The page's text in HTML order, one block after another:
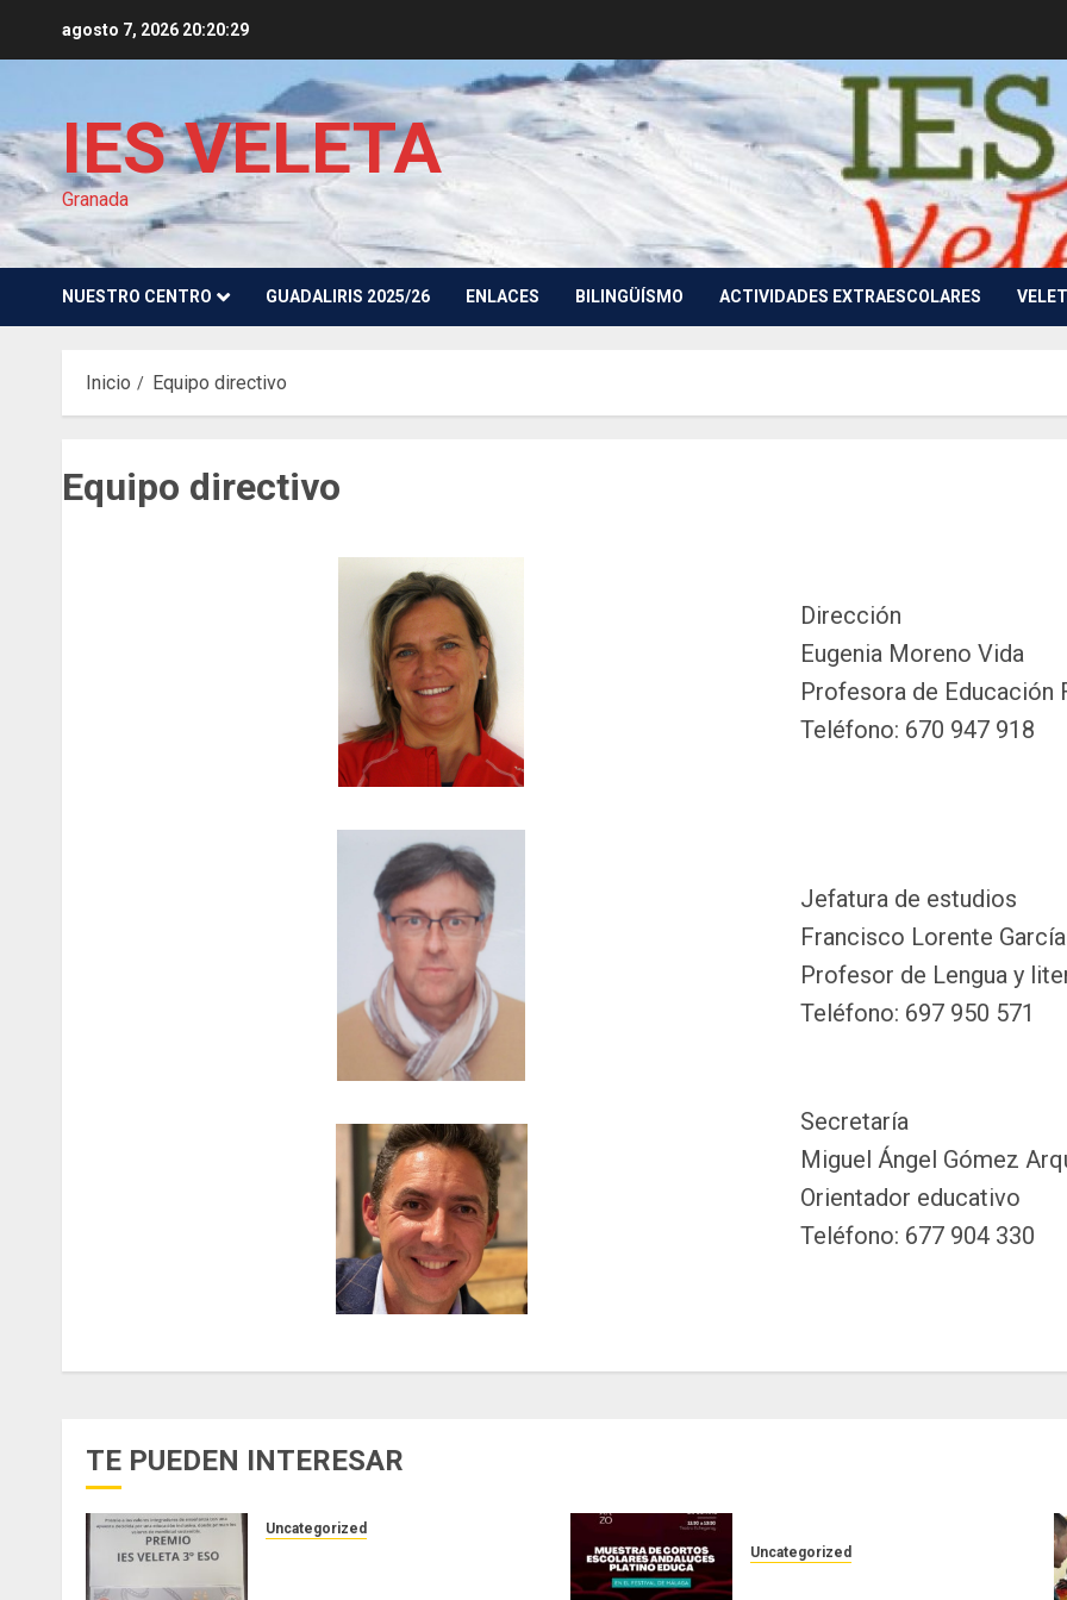
agosto 7, 2026 20:20:29
IES VELETA
Granada
NUESTRO CENTRO GUADALIRIS 2025/26 ENLACES BILINGÜÍSMO ACTIVIDADES EXTRAESCOLARES
Inicio Equipo directivo
Equipo directivo
Dirección
Eugenia Moreno Vida
Profesora de Educación
Teléfono: 670 947 918
Jefatura de estudios
Francisco Lorente García
Profesor de Lengua y
Teléfono: 697 950 571
Secretaría
Miguel Ángel Gómez
Orientador educativo
Teléfono: 677 904 330
TE PUEDEN INTERESAR
Uncategorized
Uncategorized